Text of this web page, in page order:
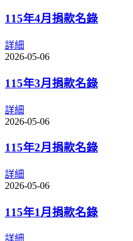
115年4月捐款名錄
詳細
2026-05-06
115年3月捐款名錄
詳細
2026-05-06
115年2月捐款名錄
詳細
2026-05-06
115年1月捐款名錄
詳細